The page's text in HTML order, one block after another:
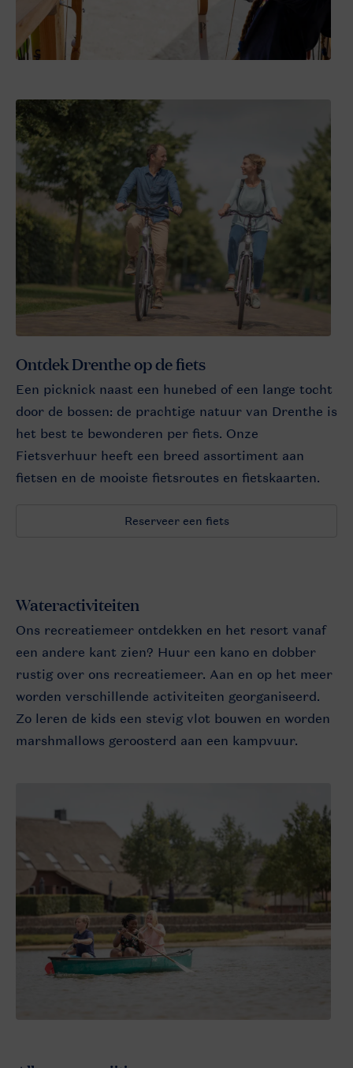
Ontdek Drenthe op de fiets
Een picknick naast een hunebed of een lange tocht
door de bossen: de prachtige natuur van Drenthe is
het best te bewonderen per fiets. Onze
Fietsverhuur heeft een breed assortiment aan
fietsen en de mooiste fietsroutes en fietskaarten.
Reserveer een fiets
Wateractiviteiten
Ons recreatiemeer ontdekken en het resort vanaf
een andere kant zien? Huur een kano en dobber
rustig over ons recreatiemeer. Aan en op het meer
worden verschillende activiteiten georganiseerd.
Zo leren de kids een stevig vlot bouwen en worden
marshmallows geroosterd aan een kampvuur.